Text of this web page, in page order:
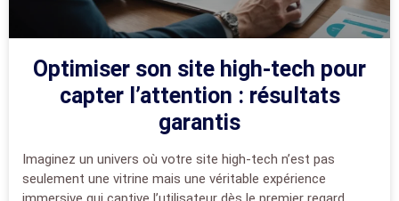
Optimiser son site high-tech pour
capter l’attention : résultats
garantis
Imaginez un univers où votre site high-tech n’est pas
seulement une vitrine mais une véritable expérience